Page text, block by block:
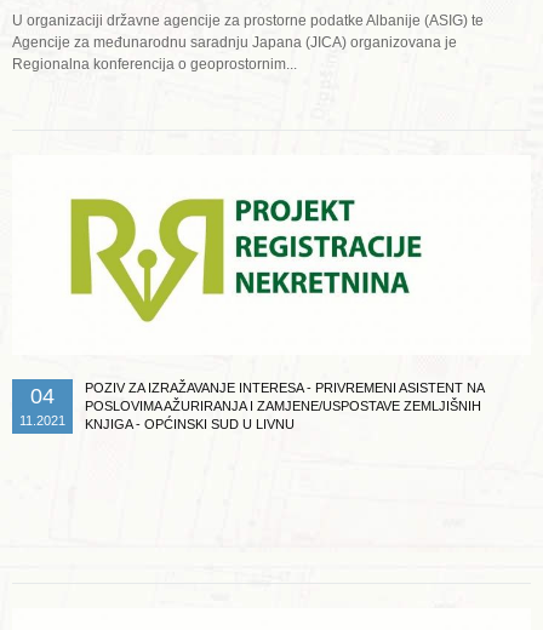
U organizaciji državne agencije za prostorne podatke Albanije (ASIG) te
Agencije za međunarodnu saradnju Japana (JICA) organizovana je
Regionalna konferencija o geoprostornim...
Opširnije ...
04
11.2021
POZIV ZA IZRAŽAVANJE INTERESA - PRIVREMENI ASISTENT NA
POSLOVIMA AŽURIRANJA I ZAMJENE/USPOSTAVE ZEMLJIŠNIH
KNJIGA - OPĆINSKI SUD U LIVNU